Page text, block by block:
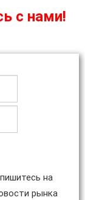
с нами!
на
рынка